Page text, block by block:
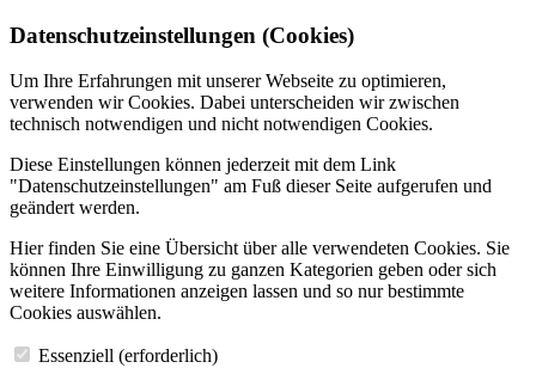
Datenschutzeinstellungen (Cookies)
Um Ihre Erfahrungen mit unserer Webseite zu optimieren,
verwenden wir Cookies. Dabei unterscheiden wir zwischen
technisch notwendigen und nicht notwendigen Cookies.
Diese Einstellungen können jederzeit mit dem Link
"Datenschutzeinstellungen" am Fuß dieser Seite aufgerufen und
geändert werden.
Hier finden Sie eine Übersicht über alle verwendeten Cookies. Sie
können Ihre Einwilligung zu ganzen Kategorien geben oder sich
weitere Informationen anzeigen lassen und so nur bestimmte
Cookies auswählen.
Essenziell (erforderlich)